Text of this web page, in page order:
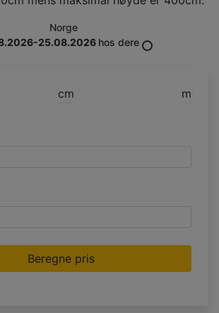
Norge
25.08.2026 hos dere
cm m
Beregne pris